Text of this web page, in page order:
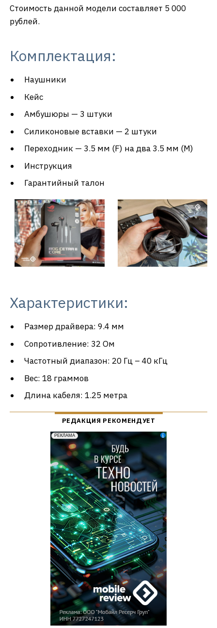
Стоимость данной модели составляет 5 000
рублей.
Комплектация:
Наушники
Кейс
Амбушюры — 3 штуки
Силиконовые вставки — 2 штуки
Переходник — 3.5 мм (F) на два 3.5 мм (M)
Инструкция
Гарантийный талон
Характеристики:
Размер драйвера: 9.4 мм
Сопротивление: 32 Ом
Частотный диапазон: 20 Гц – 40 кГц
Вес: 18 граммов
Длина кабеля: 1.25 метра